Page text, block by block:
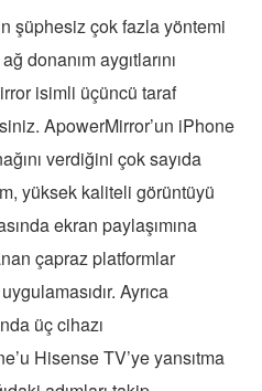
şüphesiz çok fazla yöntemi
donanım aygıtlarını
isimli üçüncü taraf
ApowerMirror’un iPhone
verdiğini çok sayıda
yüksek kaliteli görüntüyü
ekran paylaşımına
çapraz platformlar
Ayrıca
üç cihazı
Hisense TV’ye yansıtma